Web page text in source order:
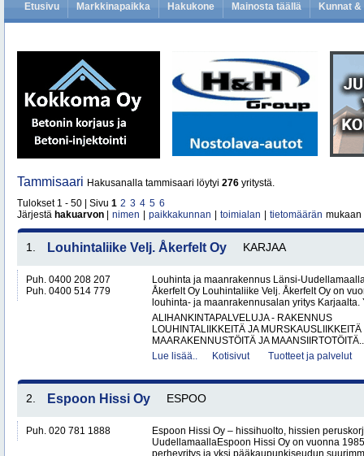
Etusivu Markkinapaikka Hakukone Mainosta täällä Kunnat
Tammisaari Hakusanalla tammisaari löytyi 276 yritystä.
Tulokset 1 - 50 | Sivu 1 2 3 4 5 6
Järjestä hakuarvon nimen paikkakunnan toimialan tietomäärän mukaan
1. Louhintaliike Velj. Åkerfelt Oy KARJAA
Puh. 0400 208 207
Puh. 0400 514 779
Louhinta ja maanrakennus Länsi-
Åkerfelt Oy Louhintaliike Velj. Åkerfelt Oy on
louhinta- ja maanrakennusalan yritys Karjaalta.
ALIHANKINTAPALVELUJA - RAKENNUS
LOUHINTALIIKKEITÄ JA MURSKAUSLIIKKEITÄ
MAARAKENNUSTÖITÄ JA MAANSIIRTOTÖITÄ..
Lue lisää..
Kotisivut Tuotteet ja palvelut
2. Espoon Hissi Oy ESPOO
Puh. 020 781 1888
Espoon Hissi Oy – hissihuolto, hissien
UudellamaallaEspoon Hissi Oy on vuonna
perheyritys ja yksi pääkaupunkiseudun